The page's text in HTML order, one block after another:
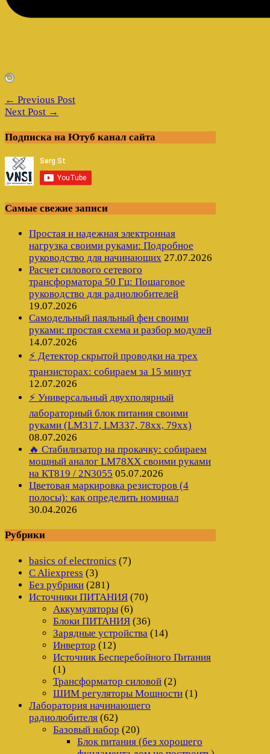
← Previous Post
Next Post →
Подписка на Ютуб канал сайта
Самые свежие записи
Простая и надежная электронная
нагрузка своими руками: Подробное
руководство для начинающих 27.07.2026
Расчет силового сетевого
трансформатора 50 Гц: Пошаговое
руководство для радиолюбителей
19.07.2026
Самодельный паяльный фен своими
руками: простая схема и разбор модулей
14.07.2026
⚡ Детектор скрытой проводки на трех
транзисторах: собираем за 15 минут
12.07.2026
⚡ Универсальный двухполярный
лабораторный блок питания своими
руками (LM317, LM337, 78xx, 79xx)
08.07.2026
🔥 Стабилизатор на прокачку: собираем
мощный аналог LM78XX своими руками
на КТ819 / 2N3055 05.07.2026
Цветовая маркировка резисторов (4
полосы): как определить номинал
30.04.2026
Рубрики
basics of electronics (7)
C Aliexpress (3)
Без рубрики (281)
Источники ПИТАНИЯ (70)
Аккумуляторы (6)
Блоки ПИТАНИЯ (36)
Зарядные устройства (14)
Инвертор (12)
Источник Бесперебойного Питания
(1)
Трансформатор силовой (2)
ШИМ регуляторы Мощности (1)
Лаборатория начинающего
радиолюбителя (62)
Базовый набор (20)
Блок питания (без хорошего